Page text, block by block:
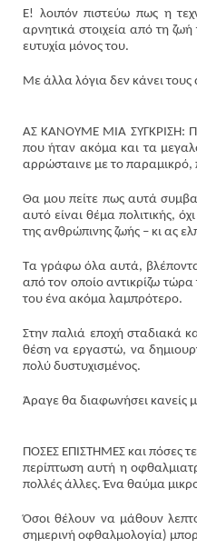
Ε! λοιπόν πιστεύω πως η
αρνητικά στοιχεία από τη
ευτυχία μόνος του.
Με άλλα λόγια δεν κάνει τους
ΑΣ ΚΑΝΟΥΜΕ ΜΙΑ ΣΥΓΚΡΙΣΗ:
που ήταν ακόμα και τα
αρρώσταινε με το παραμικρό,
Θα μου πείτε πως αυτά
αυτό είναι θέμα πολιτικής,
της ανθρώπινης ζωής – κι ας
Τα γράφω όλα αυτά,
από τον οποίο αντικρίζω
του ένα ακόμα λαμπρότερο.
Στην παλιά εποχή σταδιακά
θέση να εργαστώ, να
πολύ δυστυχισμένος.
Άραγε θα διαφωνήσει κανείς
ΠΟΣΕΣ ΕΠΙΣΤΗΜΕΣ και πόσες
περίπτωση αυτή η
πολλές άλλες. Ένα θαύμα
Όσοι θέλουν να μάθουν
σημερινή οφθαλμολογία)